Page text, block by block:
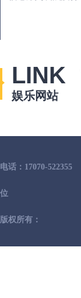
LINK
娱乐网站
电话：17070-522355
位
版权所有：